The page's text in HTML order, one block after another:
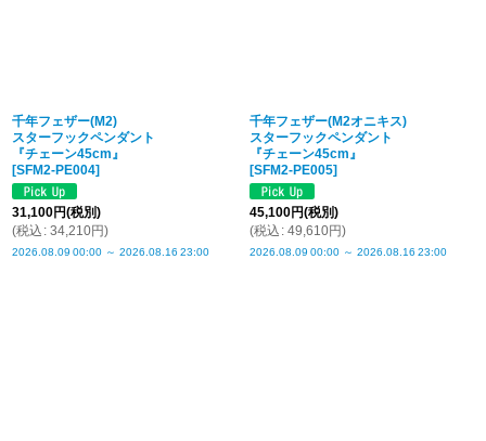
千年フェザー(M2)
スターフックペンダント
『チェーン45cm』
[SFM2-PE004]
31,100円(税別)
(税込 : 34,210円)
2026.08.09 00:00 ～ 2026.08.16 23:00
千年フェザー(M2オニキス)
スターフックペンダント
『チェーン45cm』
[SFM2-PE005]
45,100円(税別)
(税込 : 49,610円)
2026.08.09 00:00 ～ 2026.08.16 23:00